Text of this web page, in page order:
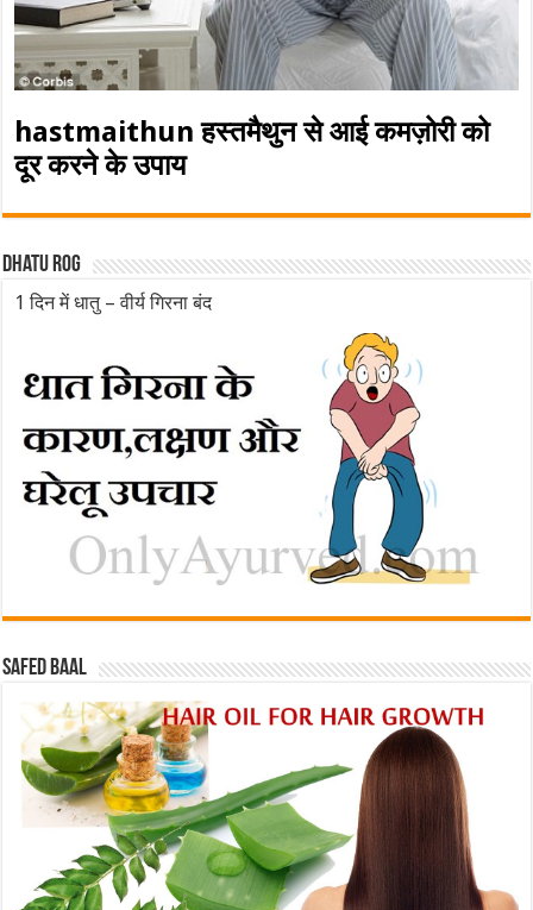
hastmaithun हस्तमैथुन से आई कमज़ोरी को
दूर करने के उपाय
Dhatu rog
1 दिन में धातु – वीर्य गिरना बंद
Safed baal